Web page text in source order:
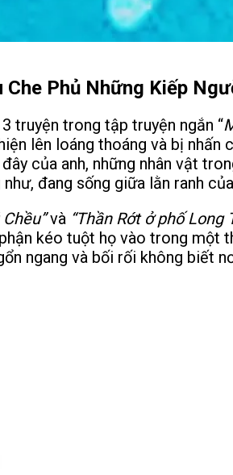
Phủ Những Kiếp
truyện trong tập truyện ngắn “
lên loáng thoáng và bị
của anh, những nhân vật
đang sống giữa lằn ranh
Chều”và “Thần Rớt ở phố Long
kéo tuột họ vào trong một
ngang và bối rối không biết